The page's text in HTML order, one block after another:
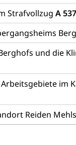
Strafvollzug A 537
und die
im
Reiden
(EJPD)
Jugendschutz